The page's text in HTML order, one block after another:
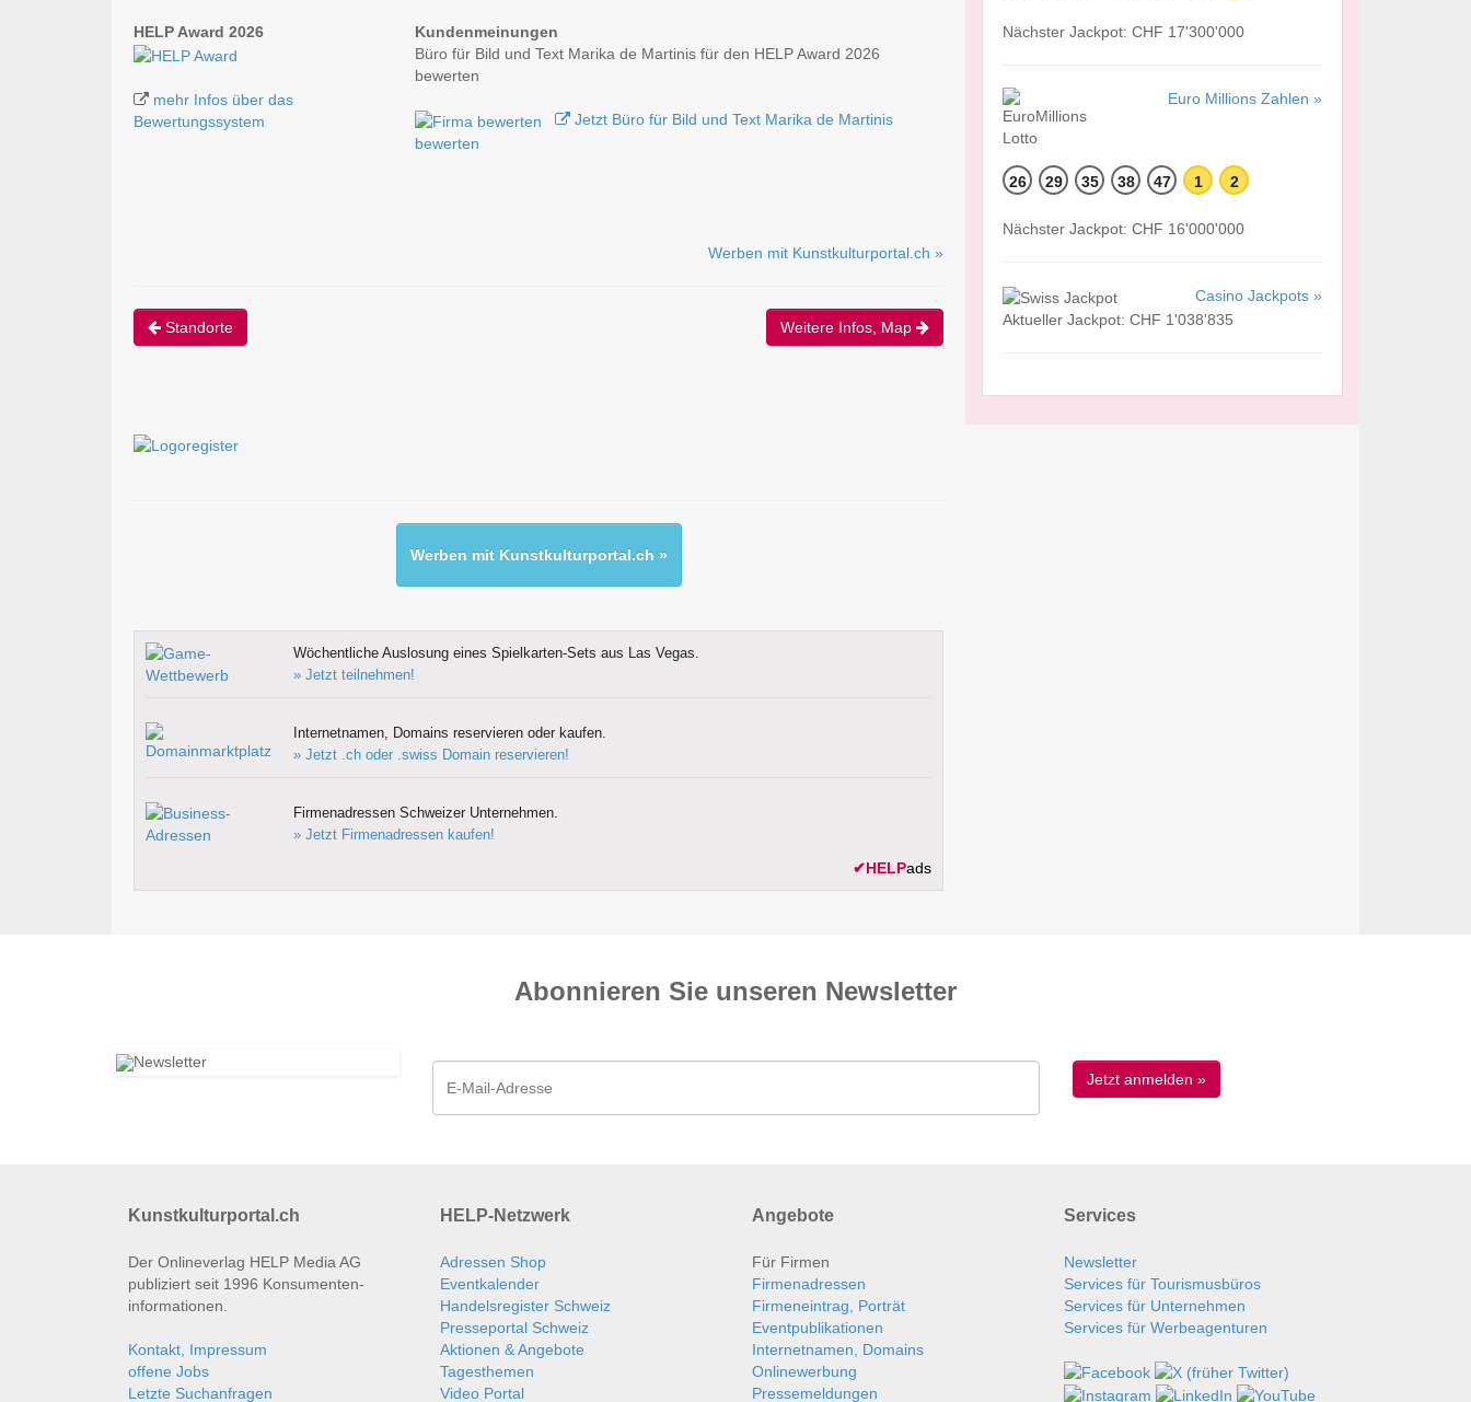
HELP Award 2026
mehr Infos über das
Bewertungssystem
Kundenmeinungen
Büro für Bild und Text Marika de Martinis für den HELP Award 2026
bewerten
Jetzt Büro für Bild und Text Marika de Martinis
bewerten
Werben mit Kunstkulturportal.ch »
Standorte Weitere Infos, Map
Werben mit Kunstkulturportal.ch »
Wöchentliche Auslosung eines Spielkarten-Sets aus Las Vegas.
» Jetzt teilnehmen!
Internetnamen, Domains reservieren oder kaufen.
» Jetzt .ch oder .swiss Domain reservieren!
Firmenadressen Schweizer Unternehmen.
» Jetzt Firmenadressen kaufen!
✔HELPads
Nächster Jackpot: CHF 17'300'000
Euro Millions Zahlen »
26 29 35 38 47 1 2
Nächster Jackpot: CHF 16'000'000
Casino Jackpots »
Aktueller Jackpot: CHF 1'038'835
Abonnieren Sie unseren News­letter
Kunstkulturportal.ch
Der Onlineverlag HELP Media AG
publiziert seit 1996 Konsumenten­
informationen.
Kontakt, Impressum
offene Jobs
Letzte Suchanfragen
HELP-Netzwerk
Adressen Shop
Eventkalender
Handelsregister Schweiz
Presseportal Schweiz
Aktionen & Angebote
Tagesthemen
Video Portal
Angebote
Für Firmen
Firmenadressen
Firmeneintrag, Porträt
Eventpublikationen
Internetnamen, Domains
Onlinewerbung
Pressemeldungen
Services
Newsletter
Services für Tourismusbüros
Services für Unternehmen
Services für Werbeagenturen